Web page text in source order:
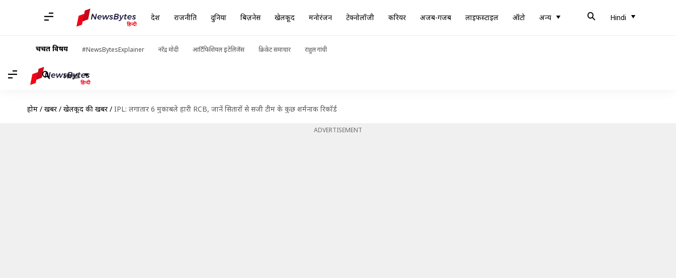
देश राजनीति दुनिया बिज़नेस खेलकूद मनोरंजन टेक्नोलॉजी करियर अजब-गजब लाइफस्टाइल ऑटो अन्य Hindi
चर्चित विषय #NewsBytesExplainer नरेंद्र मोदी आर्टिफिशियल इंटेलिजेंस क्रिकेट समाचार राहुल गांधी
Hindi
होम / खबरें / खेलकूद की खबरें / IPL: लगातार 6 मुकाबले हारी RCB, जानें सितारों से सजी टीम के कुछ शर्मनाक रिकॉर्ड
ADVERTISEMENT